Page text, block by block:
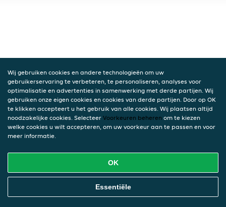
Wij gebruiken cookies en andere technologieën om uw
gebruikerservaring te verbeteren, te personaliseren, analyses voor
optimalisatie en advertenties in samenwerking met derde partijen. Wij
gebruiken onze eigen cookies en cookies van derde partijen. Door op OK
te klikken accepteert u het gebruik van alle cookies. Wij plaatsen altijd
noodzakelijke cookies. Selecteer Voorkeuren beheren om te kiezen
welke cookies u wilt accepteren, om uw voorkeur aan te passen en voor
meer informatie.
OK
Essentiële